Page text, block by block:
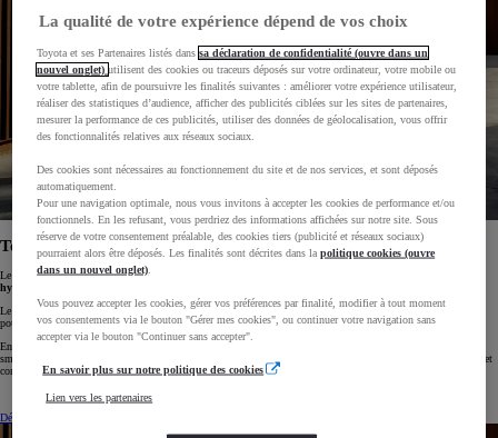
Toyota C-HR : Le SUV hybride familial
Le Toyota C-HRséduit par son design audacieux et son intérieur bien équipé. Disponible en
hybride
Le coffre, avec unecapacité de 388 litres en version hybride et310 litresen hybride rechargeable, est idéal
pour les besoins du quotidien.
Enfin, les systèmes de sécurité avancés, comme les
smartphone
, par exemple, concèdent une expérience de conduite sécurisée et
connectée pour toute la famille.
Découvrez le Toyota C-HR
La qualité de votre expérience dépend de vos choix
Toyota et ses Partenaires listés danssa déclaration de confidentialité (ouvre dans un
nouvel onglet) utilisent des cookies ou traceurs déposés sur votre ordinateur, votre mobile ou
votre tablette, afin de poursuivre les finalités suivantes : améliorer votre expérience utilisateur,
réaliser des statistiques d’audience, afficher des publicités ciblées sur les sites de partenaires,
mesurer la performance de ces publicités, utiliser des données de géolocalisation, vous offrir
des fonctionnalités relatives aux réseaux sociaux.
Des cookies sont nécessaires au fonctionnement du site et de nos services, et sont déposés
automatiquement.
Pour une navigation optimale, nous vous invitons à accepter les cookies de performance et/ou
fonctionnels. En les refusant, vous perdriez des informations affichées sur notre site. Sous
réserve de votre consentement préalable, des cookies tiers (publicité et réseaux sociaux)
pourraient alors être déposés. Les finalités sont décrites dans lapolitique cookies (ouvre
dans un nouvel onglet)
Vous pouvez accepter les cookies, gérer vos préférences par finalité, modifier à tout moment
vos consentements via le bouton "Gérer mes cookies", ou continuer votre navigation sans
accepter via le bouton "Continuer sans accepter".
En savoir plus sur notre politique des cookies
Lien vers les partenaires